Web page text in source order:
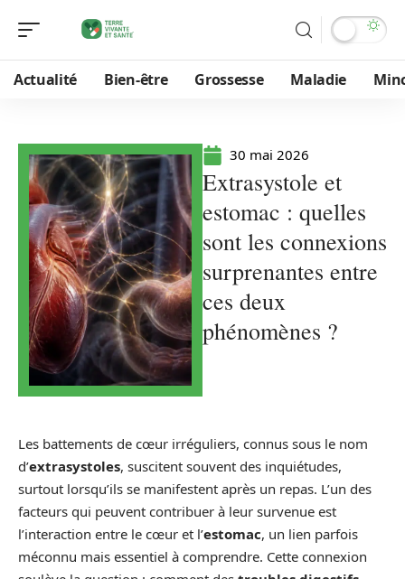
Actualité Bien-être Grossesse Maladie
30 mai 2026
Extrasystole et
estomac : quelles
sont les connexions
surprenantes entre
ces deux
phénomènes ?
Les battements de cœur irréguliers, connus sous le nom
d’extrasystoles, suscitent souvent des inquiétudes,
surtout lorsqu’ils se manifestent après un repas. L’un des
facteurs qui peuvent contribuer à leur survenue est
l’interaction entre le cœur et l’estomac, un lien parfois
méconnu mais essentiel à comprendre. Cette connexion